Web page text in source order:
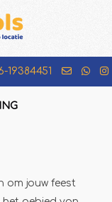
19384451
om jouw feest